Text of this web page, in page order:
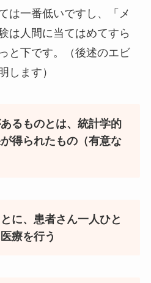
は一番低いですし、「メ
は人間に当てはめてすら
と下です。（後述のエビ
します）
るものとは、統計学的
得られたもの（有意な
に、患者さん一人ひと
療を行う